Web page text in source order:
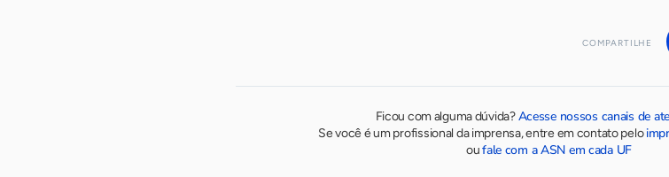
COMPARTILHE
Ficou com alguma dúvida?Acesse nossos canais de
Se você é um profissional da imprensa, entre em contato pelo
oufale com a ASN em cada UF